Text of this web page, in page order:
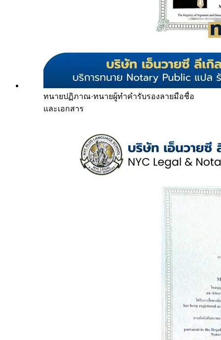
ทนายปฏิภาณ·ทนายผู้ทำคำรับรองลายมือชื่อ
และเอกสาร